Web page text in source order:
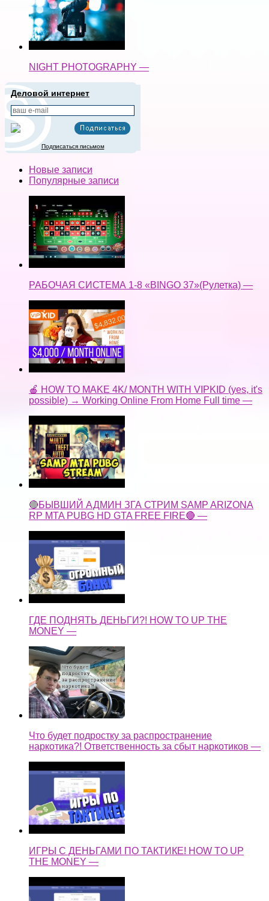
Деловой интернет
Новые записи
Популярные записи
РАБОЧАЯ СИСТЕМА 1-8 «BINGO 37»(Рулетка) —
🍎 HOW TO MAKE 4K/ MONTH WITH VIPKID (yes, it's
possible) → Working Online From Home Full time —
🔴БЫВШИЙ АДМИН ЗГА СТРИМ SAMP ARIZONA
RP MTA PUBG HD GTA FREE FIRE🔴 —
ГДЕ ПОДНЯТЬ ДЕНЬГИ?! HOW TO UP THE
MONEY —
Что будет подростку за распространение
наркотика?! Ответственность за сбыт наркотиков —
ИГРЫ С ДЕНЬГАМИ ПО ТАКТИКЕ! HOW TO UP
THE MONEY —
ТАКТИКА ДЛЯ БОЛЬШИХ ДЕНЕГ! / HOW TO UP
THE MONEY —